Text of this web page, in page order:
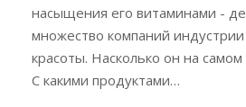
насыщения его витаминами -
множество компаний
красоты. Насколько он на
С какими продуктами…